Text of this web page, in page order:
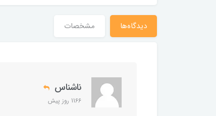
دیدگاه‌ها مشخصات
ناشناس
1166 روز پیش